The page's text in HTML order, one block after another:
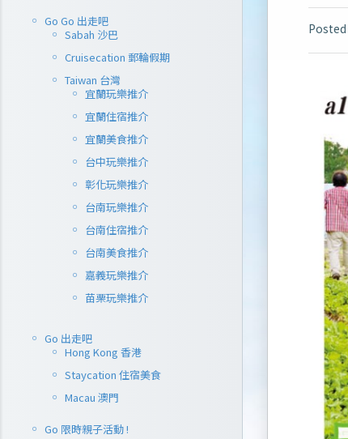
Go Go 出走吧
Sabah 沙巴
Cruisecation 郵輪假期
Taiwan 台灣
宜蘭玩樂推介
宜蘭住宿推介
宜蘭美食推介
台中玩樂推介
彰化玩樂推介
台南玩樂推介
台南住宿推介
台南美食推介
嘉義玩樂推介
苗栗玩樂推介
Go 出走吧
Hong Kong 香港
Staycation 住宿美食
Macau 澳門
Go 限時親子活動 !